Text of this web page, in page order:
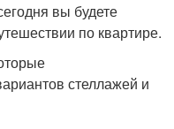
вы будете
по квартире.
стеллажей и